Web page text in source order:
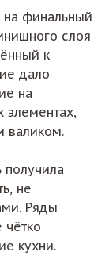
финальный
слоя
к
дало
на
элементах,
валиком.
не
Ряды
кухни.